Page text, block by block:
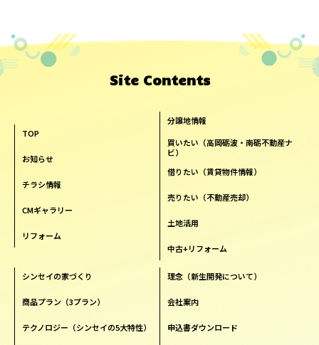
Site Contents
TOP
お知らせ
チラシ情報
CMギャラリー
リフォーム
分譲地情報
買いたい（高岡砺波・南砺不動産ナ
ビ）
借りたい（賃貸物件情報）
売りたい（不動産売却）
土地活用
中古+リフォーム
シンセイの家づくり
商品プラン（3プラン）
テクノロジー（シンセイの5大特性）
理念（新生開発について）
会社案内
申込書ダウンロード